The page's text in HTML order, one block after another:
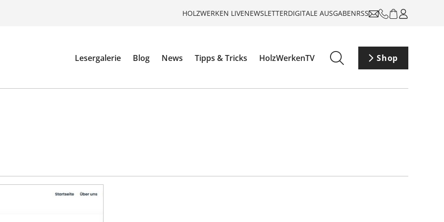
HOLZWERKEN LIVENEWSLETTERDIGITALE AUSGABENRSS
Lesergalerie Blog News Tipps & Tricks HolzWerkenTV Shop